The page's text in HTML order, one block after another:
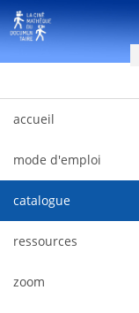
Saut au contenu
accueil
mode d'emploi
catalogue
ressources
zoom